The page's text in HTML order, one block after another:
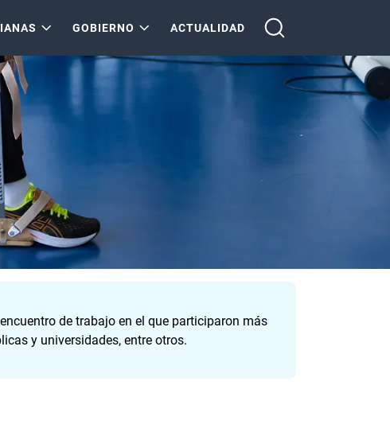
GOBIERNO ACTUALIDAD
de trabajo en el que participaron más
y universidades, entre otros.